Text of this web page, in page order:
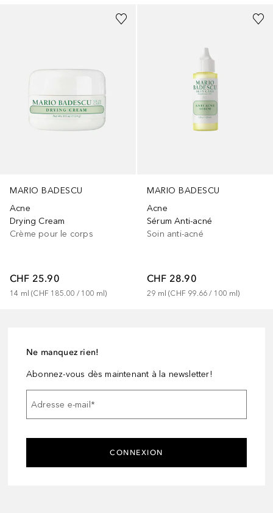
MARIO BADESCU
Acne
Drying Cream
Crème pour le corps
CHF 25.90
14 ml (CHF 185.00 / 100 ml)
MARIO BADESCU
Acne
Sérum Anti-acné
Soin anti-acné
CHF 28.90
29 ml (CHF 99.66 / 100 ml)
Ne manquez rien!
Abonnez-vous dès maintenant à la newsletter!
Adresse e-mail *
CONNEXION